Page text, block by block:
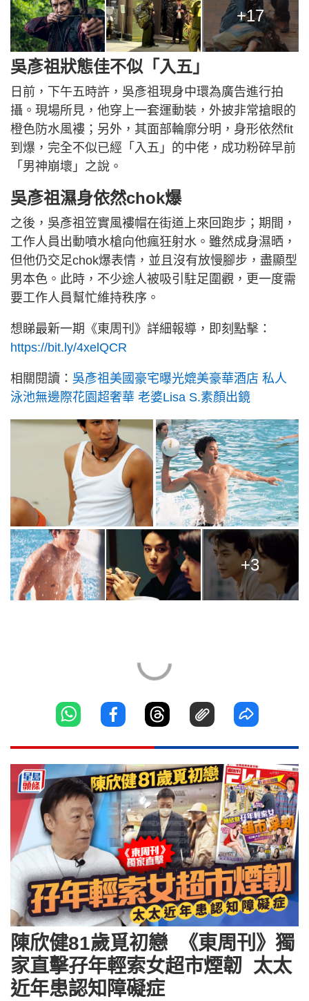
+17
吳彥祖狀態佳不似「入五」
日前，下午五時許，吳彥祖現身中環為廣告進行拍
攝。現場所見，他穿上一套運動裝，外披非常搶眼的
橙色防水風褸；另外，其面部輪廓分明，身形依然fit
到爆，完全不似已經「入五」的中佬，成功粉碎早前
「男神崩壞」之說。
吳彥祖濕身依然chok爆
之後，吳彥祖笠實風褸帽在街道上來回跑步；期間，
工作人員出動噴水槍向他瘋狂射水。雖然成身濕晒，
但他仍交足chok爆表情，並且沒有放慢腳步，盡顯型
男本色。此時，不少途人被吸引駐足圍觀，更一度需
要工作人員幫忙維持秩序。
想睇最新一期《東周刊》詳細報導，即刻點擊：
https://bit.ly/4xelQCR
相關閱讀： 吳彥祖美國豪宅曝光媲美豪華酒店 私人
泳池無邊際花園超奢華 老婆Lisa S.素顏出鏡
+3
陳欣健81歲覓初戀 《東周刊》獨
家直擊孖年輕索女超市煙韌 太太
近年患認知障礙症